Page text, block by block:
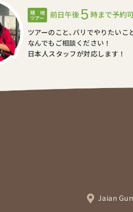
現 地
ツアー 前日午後5 時まで予約
ツアーのこと､バリでやりたいこ
なんでもご相談ください！
日本人スタッフが対応します！
Jaian